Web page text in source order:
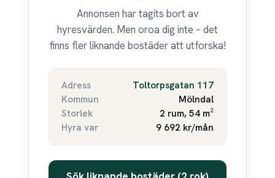
Annonsen har tagits bort av
hyresvärden. Men oroa dig inte – det
finns fler liknande bostäder att utforska!
Adress
Toltorpsgatan 117
Kommun
Mölndal
Storlek
2 rum, 54 m²
Hyra var
9 692 kr/mån